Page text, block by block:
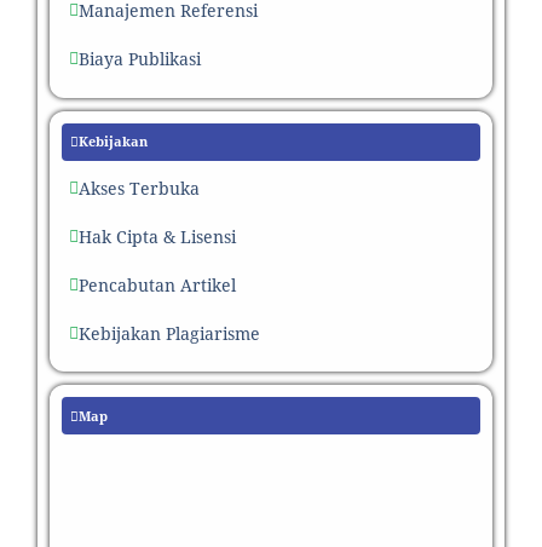
Manajemen Referensi
Biaya Publikasi
Kebijakan
Akses Terbuka
Hak Cipta & Lisensi
Pencabutan Artikel
Kebijakan Plagiarisme
Map